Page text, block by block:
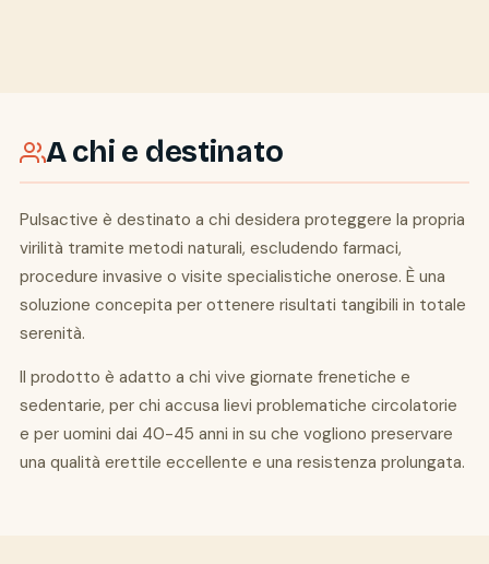
A chi e destinato
Pulsactive è destinato a chi desidera proteggere la propria
virilità tramite metodi naturali, escludendo farmaci,
procedure invasive o visite specialistiche onerose. È una
soluzione concepita per ottenere risultati tangibili in totale
serenità.
Il prodotto è adatto a chi vive giornate frenetiche e
sedentarie, per chi accusa lievi problematiche circolatorie
e per uomini dai 40-45 anni in su che vogliono preservare
una qualità erettile eccellente e una resistenza prolungata.